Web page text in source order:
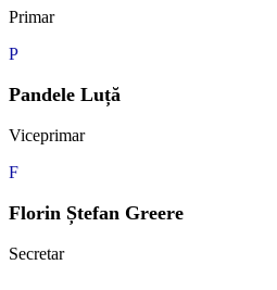
Primar
P
Pandele Luță
Viceprimar
F
Florin Ștefan Greere
Secretar